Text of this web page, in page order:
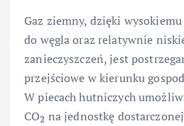
Gaz ziemny, dzięki
do węgla oraz relatywnie
zanieczyszczeń, jest
przejściowe w kierunku
W piecach hutniczych
CO2 na jednostkę